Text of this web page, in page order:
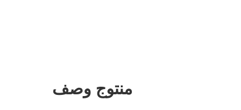
منتوج وصف